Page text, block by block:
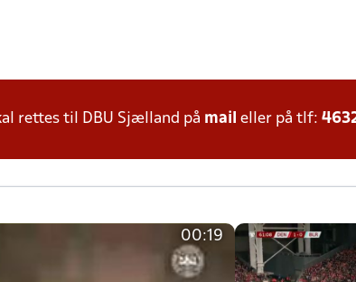
rettes til DBU Sjælland på mail eller på tlf:
00:19